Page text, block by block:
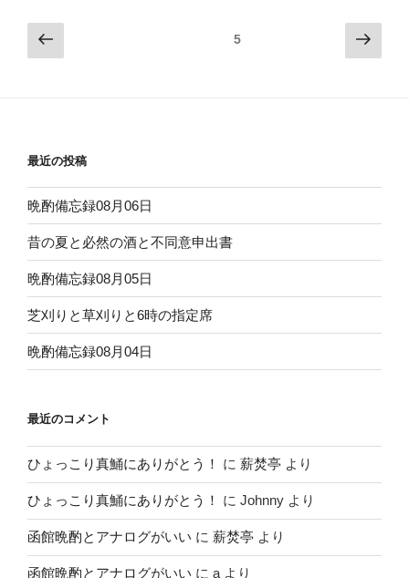
投
稿
ー
シ
ョ
ン
前
の
固定ページ5
次
の
最近の投稿
晩酌備忘録08月06日
昔の夏と必然の酒と不同意申出書
晩酌備忘録08月05日
芝刈りと草刈りと6時の指定席
晩酌備忘録08月04日
最近のコメント
ひょっこり真鯒にありがとう！ に 薪焚亭 より
ひょっこり真鯒にありがとう！ に Johnny より
函館晩酌とアナログがいい に 薪焚亭 より
函館晩酌とアナログがいい に a より